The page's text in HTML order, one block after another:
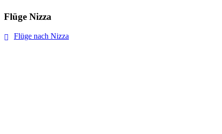
Flüge Nizza
Flüge nach Nizza